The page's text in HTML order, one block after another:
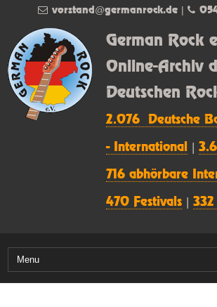
German Rock
Online-Archiv
Deutschen
2.076 Deutsche
- International |
716 abhörbare
470 Festivals |
vorstand@germanrock.de|